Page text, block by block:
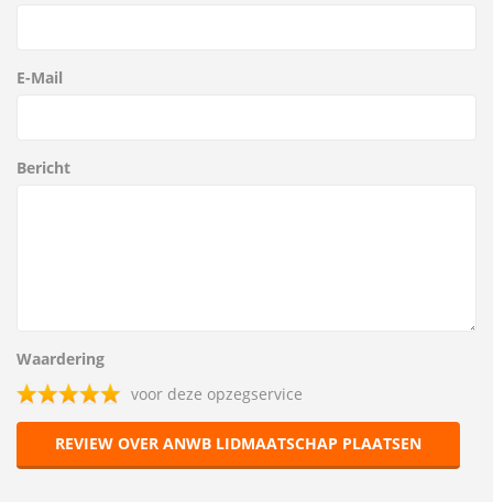
E-Mail
Bericht
Waardering
voor deze opzegservice
REVIEW OVER ANWB LIDMAATSCHAP PLAATSEN